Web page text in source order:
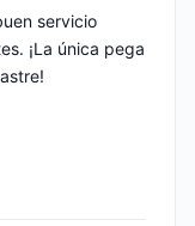
servicio
¡La única pega